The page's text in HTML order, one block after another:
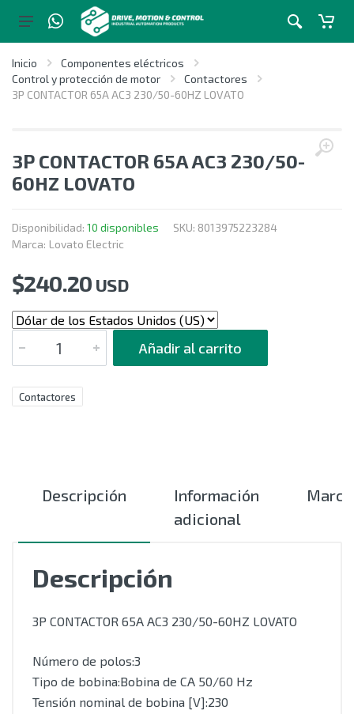
Inicio
Componentes eléctricos
Control y protección de motor
Contactores
3P CONTACTOR 65A AC3 230/50-60HZ LOVATO
3P CONTACTOR 65A AC3 230/50-
60HZ LOVATO
Disponibilidad: 10 disponibles SKU: 8013975223284
Marca: Lovato Electric
$240.20 USD
CANTIDAD
Añadir al carrito
Contactores
Descripción
Información
adicional
Marca
Descripción
3P CONTACTOR 65A AC3 230/50-60HZ LOVATO
Número de polos:3
Tipo de bobina:Bobina de CA 50/60 Hz
Tensión nominal de bobina [V]:230